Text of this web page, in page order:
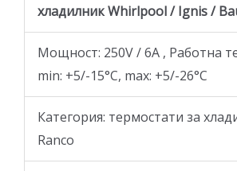
хладилник Whirlpool / Ignis /
Мощност: 250V / 6A , Работна
min: +5/-15°C, max: +5/-26°C
Категория: термостати за
Ranco